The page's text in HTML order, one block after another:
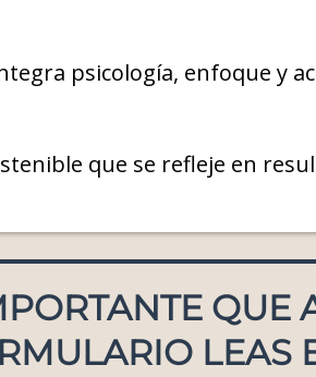
psicología, enfoque y
que se refleje en
QUE
LEAS